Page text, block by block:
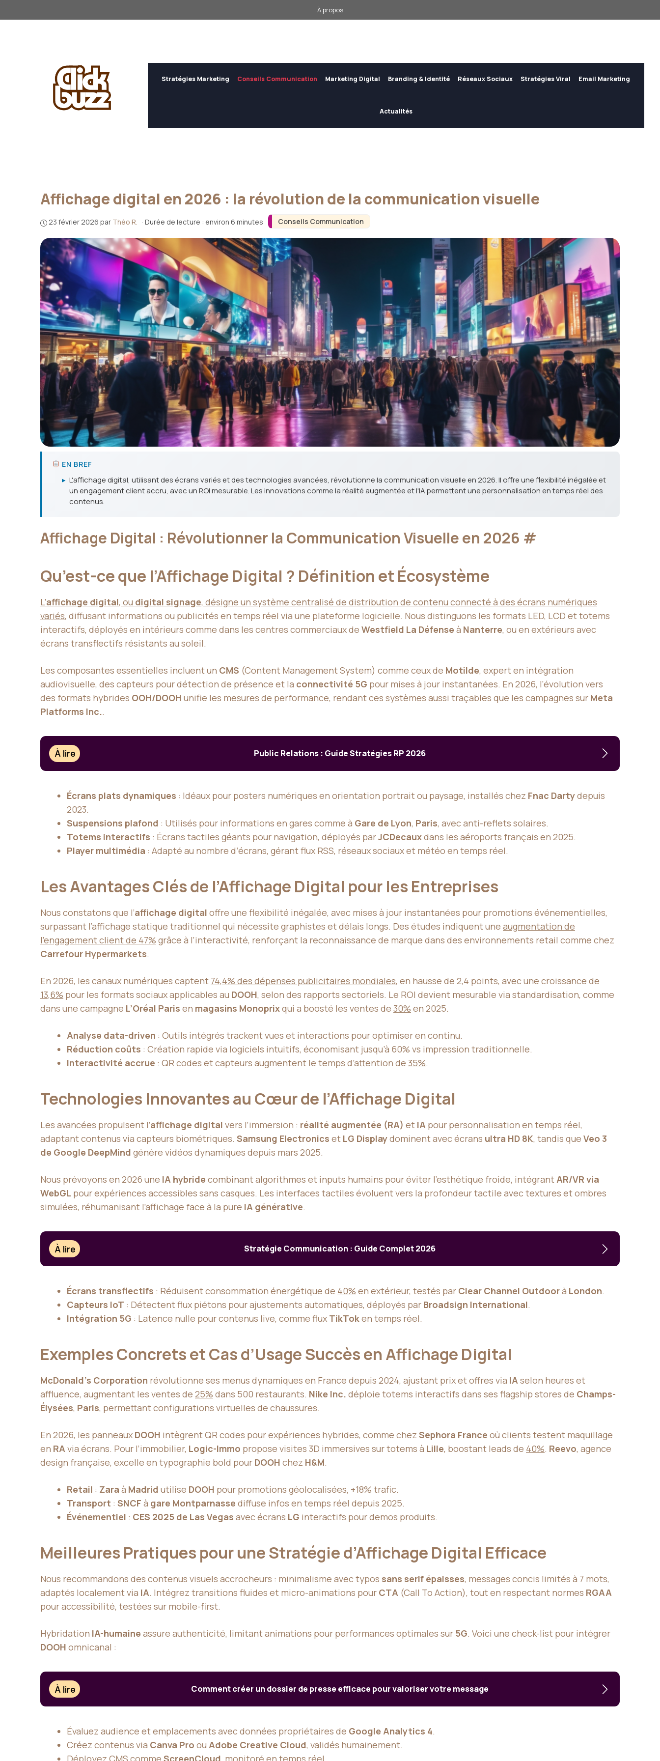
au
À propos
Stratégies Marketing Conseils Communication Marketing Digital Branding & Identité Réseaux Sociaux Stratégies Viral Email Marketing
Actualités
Conseils Communication
Affichage digital en 2026 : la révolution de la communication visuelle
23 février 2026 par Théo R. · Durée de lecture : environ 6 minutes
EN BREF
▸ L'affichage digital, utilisant des écrans variés et des technologies avancées, révolutionne la communication visuelle en 2026. Il offre une flexibilité inégalée et
un engagement client accru, avec un ROI mesurable. Les innovations comme la réalité augmentée et l'IA permettent une personnalisation en temps réel des
contenus.
Affichage Digital : Révolutionner la Communication Visuelle en 2026 #
Qu’est-ce que l’Affichage Digital ? Définition et Écosystème
L’affichage digital, ou digital signage, désigne un système centralisé de distribution de contenu connecté à des écrans numériques
variés, diffusant informations ou publicités en temps réel via une plateforme logicielle. Nous distinguons les formats LED, LCD et totems
interactifs, déployés en intérieurs comme dans les centres commerciaux de Westfield La Défense à Nanterre, ou en extérieurs avec
écrans transflectifs résistants au soleil.
Les composantes essentielles incluent un CMS (Content Management System) comme ceux de Motilde, expert en intégration
audiovisuelle, des capteurs pour détection de présence et la connectivité 5G pour mises à jour instantanées. En 2026, l’évolution vers
des formats hybrides OOH/DOOH unifie les mesures de performance, rendant ces systèmes aussi traçables que les campagnes sur Meta
Platforms Inc..
À lire Public Relations : Guide Stratégies RP 2026
Écrans plats dynamiques : Idéaux pour posters numériques en orientation portrait ou paysage, installés chez Fnac Dartydepuis
2023.
Suspensions plafond : Utilisés pour informations en gares comme à Gare de Lyon, Paris, avec anti-reflets solaires.
Totems interactifs : Écrans tactiles géants pour navigation, déployés parJCDecauxdans les aéroports français en 2025.
Player multimédia : Adapté au nombre d’écrans, gérant flux RSS, réseaux sociaux et météo en temps réel.
Les Avantages Clés de l’Affichage Digital pour les Entreprises
Nous constatons que l’affichage digital offre une flexibilité inégalée, avec mises à jour instantanées pour promotions événementielles,
surpassant l’affichage statique traditionnel qui nécessite graphistes et délais longs. Des études indiquent une augmentation de
l’engagement client de 47% grâce à l’interactivité, renforçant la reconnaissance de marque dans des environnements retail comme chez
Carrefour Hypermarkets.
En 2026, les canaux numériques captent 74,4% des dépenses publicitaires mondiales, en hausse de 2,4 points, avec une croissance de
13,6% pour les formats sociaux applicables au DOOH, selon des rapports sectoriels. Le ROI devient mesurable via standardisation, comme
dans une campagne L’Oréal Paris en magasins Monoprixqui a boosté les ventes de 30% en 2025.
Analyse data-driven : Outils intégrés trackent vues et interactions pour optimiser en continu.
Réduction coûts : Création rapide via logiciels intuitifs, économisant jusqu’à 60% vs impression traditionnelle.
Interactivité accrue : QR codes et capteurs augmentent le temps d’attention de 35%.
Technologies Innovantes au Cœur de l’Affichage Digital
Les avancées propulsent l’affichage digital vers l’immersion : réalité augmentée (RA) et IA pour personnalisation en temps réel,
adaptant contenus via capteurs biométriques. Samsung Electronics et LG Displaydominent avec écrans ultra HD 8K, tandis que Veo 3
de Google DeepMind génère vidéos dynamiques depuis mars 2025.
Nous prévoyons en 2026 une IA hybride combinant algorithmes et inputs humains pour éviter l’esthétique froide, intégrant AR/VR via
WebGL pour expériences accessibles sans casques. Les interfaces tactiles évoluent vers la profondeur tactile avec textures et ombres
simulées, réhumanisant l’affichage face à la pure IA générative.
À lire Stratégie Communication : Guide Complet 2026
Écrans transflectifs : Réduisent consommation énergétique de 40% en extérieur, testés par Clear Channel Outdoorà London.
Capteurs IoT : Détectent flux piétons pour ajustements automatiques, déployés par Broadsign International.
Intégration 5G : Latence nulle pour contenus live, comme flux TikToken temps réel.
Exemples Concrets et Cas d’Usage Succès en Affichage Digital
McDonald’s Corporation révolutionne ses menus dynamiques en France depuis 2024, ajustant prix et offres via IA selon heures et
affluence, augmentant les ventes de 25% dans 500 restaurants. Nike Inc. déploie totems interactifs dans ses flagship stores de Champs-
Élysées, Paris, permettant configurations virtuelles de chaussures.
En 2026, les panneaux DOOH intègrent QR codes pour expériences hybrides, comme chez Sephora France où clients testent maquillage
en RA via écrans. Pour l’immobilier, Logic-Immo propose visites 3D immersives sur totems à Lille, boostant leads de 40%. Reevo, agence
design française, excelle en typographie bold pour DOOH chez H&M.
Retail : Zara à Madrid utilise DOOH pour promotions géolocalisées, +18% trafic.
Transport : SNCF à gare Montparnasse diffuse infos en temps réel depuis 2025.
Événementiel : CES 2025 de Las Vegas avec écrans LG interactifs pour demos produits.
Meilleures Pratiques pour une Stratégie d’Affichage Digital Efficace
Nous recommandons des contenus visuels accrocheurs : minimalisme avec typos sans serif épaisses, messages concis limités à 7 mots,
adaptés localement via IA. Intégrez transitions fluides et micro-animations pour CTA (Call To Action), tout en respectant normes RGAA
pour accessibilité, testées sur mobile-first.
Hybridation IA-humaine assure authenticité, limitant animations pour performances optimales sur 5G. Voici une check-list pour intégrer
DOOH omnicanal :
À lire Comment créer un dossier de presse efficace pour valoriser votre message
Évaluez audience et emplacements avec données propriétaires de Google Analytics 4.
Créez contenus via Canva Pro ou Adobe Creative Cloud, validés humainement.